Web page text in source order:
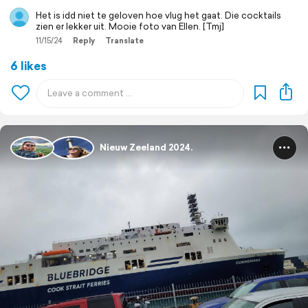
Het is idd niet te geloven hoe vlug het gaat. Die cocktails
zien er lekker uit. Mooie foto van Ellen. [Tmj]
11/15/24 Reply Translate
6 likes
Nieuw Zeeland 2024.